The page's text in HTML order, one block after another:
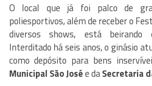
O local que já foi palco de
poliesportivos, além de receber o
diversos shows, está beirando
Interditado há seis anos, o ginásio
como depósito para bens
Municipal São Josée daSecretaria